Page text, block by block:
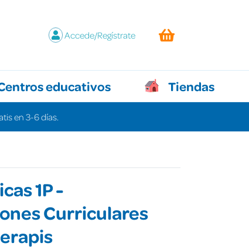
Accede/Regístrate
educativos Tiendas
en 3-6 días.
1P -
Curriculares